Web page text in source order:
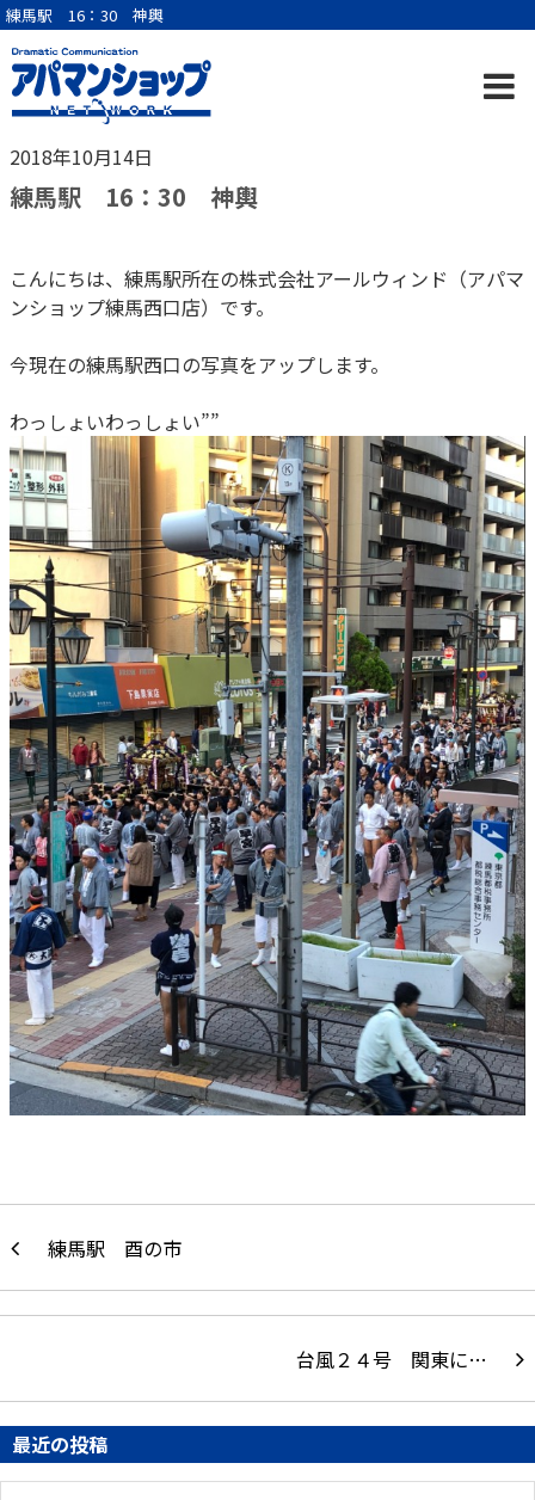
練馬駅 16：30 神輿
2018年10月14日
練馬駅 16：30 神輿
こんにちは、練馬駅所在の株式会社アールウィンド（アパマ
ンショップ練馬西口店）です。
今現在の練馬駅西口の写真をアップします。
わっしょいわっしょい””
練馬駅 酉の市
台風２４号 関東に…
最近の投稿